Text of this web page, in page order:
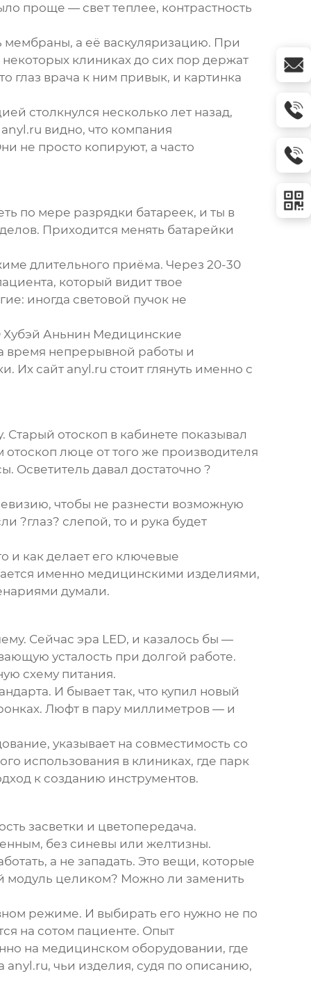
проще — свет теплее, контрастность
мембраны, а её васкуляризацию. При
клиниках до сих пор держат
глаз врача к ним привык, и картинка
столкнулся несколько лет назад,
anyl.ru видно, что компания
не просто копируют, а часто
по мере разрядки батареек, и ты в
Приходится менять батарейки
длительного приёма. Через 20-30
который видит твое
иногда световой пучок не
Аньнин Медицинские
время непрерывной работы и
Их сайт anyl.ru стоит глянуть именно с
отоскоп в кабинете показывал
отоскоп люце от того же производителя
Осветитель давал достаточно ?
чтобы не разнести возможную
?глаз? слепой, то и рука будет
и как делает его ключевые
именно медицинскими изделиями,
думали.
Сейчас эра LED, и казалось бы —
усталость при долгой работе.
схему питания.
И бывает так, что купил новый
Люфт в пару миллиметров — и
, указывает на совместимость со
использования в клиниках, где парк
к созданию инструментов.
засветки и цветопередача.
без синевы или желтизны.
а не западать. Это вещи, которые
модуль целиком? Можно ли заменить
режиме. И выбирать его нужно не по
на сотом пациенте. Опыт
на медицинском оборудовании, где
anyl.ru, чьи изделия, судя по описанию,